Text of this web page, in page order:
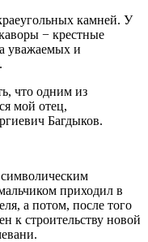
камней. У
− крестные
уважаемых и
что одним из
мой отец,
Багдыков.
приходил в
а потом, после того
к строительству новой